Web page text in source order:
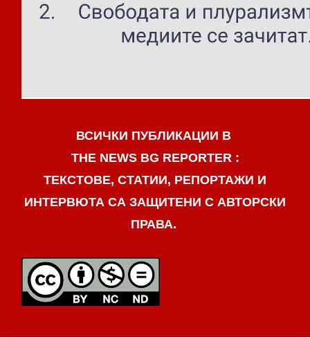
ВСИЧКИ ПУБЛИКАЦИИ В
THE NEWS BG REPORTER :
ТЕКСТОВЕ, СТАТИИ, РЕПОРТАЖИ И
ИНТЕРВЮТА СА ЗАЩИТЕНИ С АВТОРСКИ
ПРАВА.